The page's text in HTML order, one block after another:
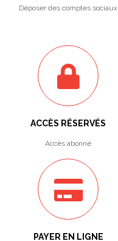
Déposer des comptes sociaux
ACCÈS RÉSERVÉS
Accès abonné
PAYER EN LIGNE